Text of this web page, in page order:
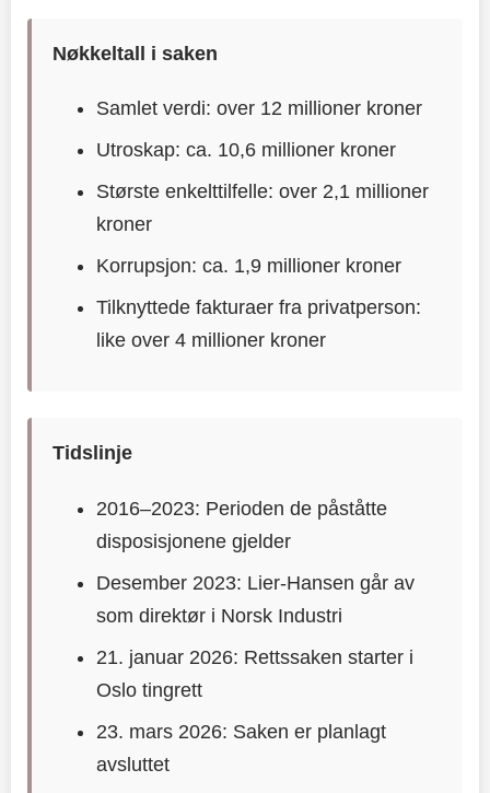
Nøkkeltall i saken
Samlet verdi: over 12 millioner kroner
Utroskap: ca. 10,6 millioner kroner
Største enkelttilfelle: over 2,1 millioner
kroner
Korrupsjon: ca. 1,9 millioner kroner
Tilknyttede fakturaer fra privatperson:
like over 4 millioner kroner
Tidslinje
2016–2023: Perioden de påståtte
disposisjonene gjelder
Desember 2023: Lier-Hansen går av
som direktør i Norsk Industri
21. januar 2026: Rettssaken starter i
Oslo tingrett
23. mars 2026: Saken er planlagt
avsluttet